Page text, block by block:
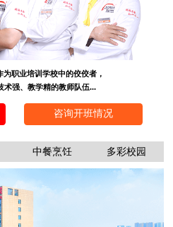
职业培训学校中的佼佼者，
术强、教学精的教师队伍...
咨询开班情况
中餐烹饪 多彩校园